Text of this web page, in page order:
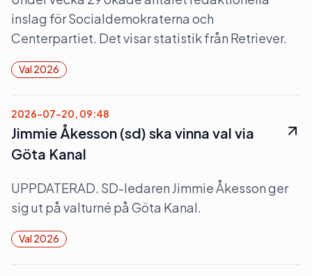
inslag för Socialdemokraterna och
Centerpartiet. Det visar statistik från Retriever.
Val 2026
2026-07-20, 09:48
Jimmie Åkesson (sd) ska vinna val via
Göta Kanal
UPPDATERAD. SD-ledaren Jimmie Åkesson ger
sig ut på valturné på Göta Kanal.
Val 2026